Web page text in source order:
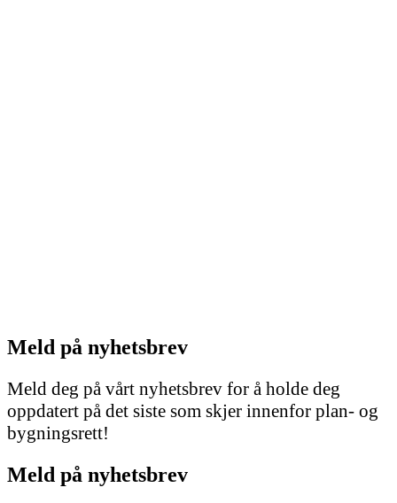
Meld på nyhetsbrev
Meld deg på vårt nyhetsbrev for å holde deg
oppdatert på det siste som skjer innenfor plan- og
bygningsrett!
Meld på nyhetsbrev